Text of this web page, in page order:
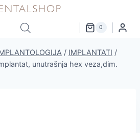
0
/ IMPLANTATI /
unutrašnja hex veza,dim.